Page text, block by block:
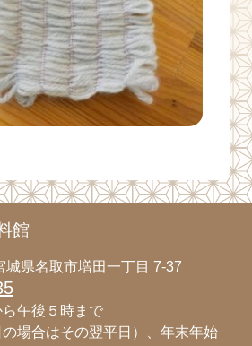
館
県名取市増田一丁目 7-37
午後５時まで
場合はその翌平日）、年末年始